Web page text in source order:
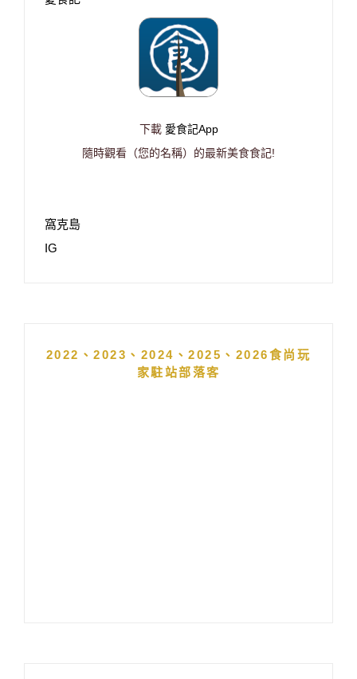
下載 愛食記App
隨時觀看（您的名稱）的最新美食食記!
窩克島
IG
2022、2023、2024、2025、2026食尚玩
家駐站部落客